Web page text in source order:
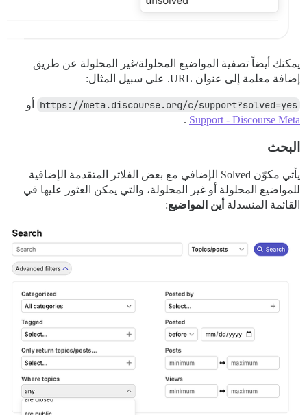
يمكنك أيضاً تصفية المواضيع المحلولة/غير المحلولة عن طريق
إضافة معلمة إلى عنوان URL. على سبيل المثال:
https://meta.discourse.org/c/support?solved=yes
أو
Support - Discourse Meta
.
البحث
يأتي مكوّن Solved الإضافي مع بعض الفلاتر المتقدمة الإضافية
للمواضيع المحلولة أو غير المحلولة، والتي يمكن العثور عليها في
القائمة المنسدلة أين المواضيع: